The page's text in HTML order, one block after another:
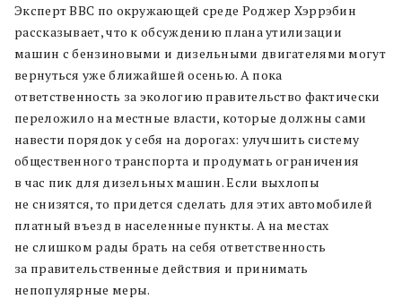
Эксперт ВВС по окружающей среде Роджер Хэррэбин
рассказывает, что к обсуждению плана утилизации
машин с бензиновыми и дизельными двигателями могут
вернуться уже ближайшей осенью. А пока
ответственность за экологию правительство фактически
переложило на местные власти, которые должны сами
навести порядок у себя на дорогах: улучшить систему
общественного транспорта и продумать ограничения
в час пик для дизельных машин. Если выхлопы
не снизятся, то придется сделать для этих автомобилей
платный въезд в населенные пункты. А на местах
не слишком рады брать на себя ответственность
за правительственные действия и принимать
непопулярные меры.